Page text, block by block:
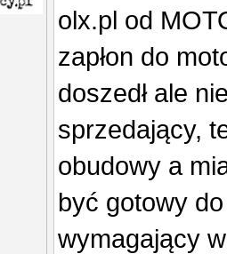
olx.pl od
zapłon do
doszedł ale
sprzedający,
obudowy a
być gotowy
wymagający